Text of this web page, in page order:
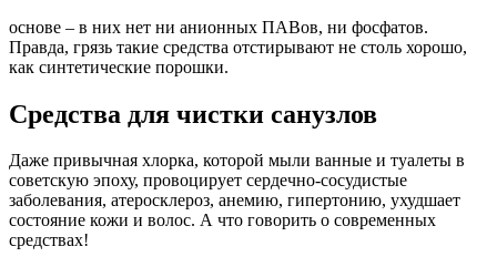
основе – в них нет ни анионных ПАВов, ни фосфатов.
Правда, грязь такие средства отстирывают не столь хорошо,
как синтетические порошки.
Средства для чистки санузлов
Даже привычная хлорка, которой мыли ванные и туалеты в
советскую эпоху, провоцирует сердечно-сосудистые
заболевания, атеросклероз, анемию, гипертонию, ухудшает
состояние кожи и волос. А что говорить о современных
средствах!